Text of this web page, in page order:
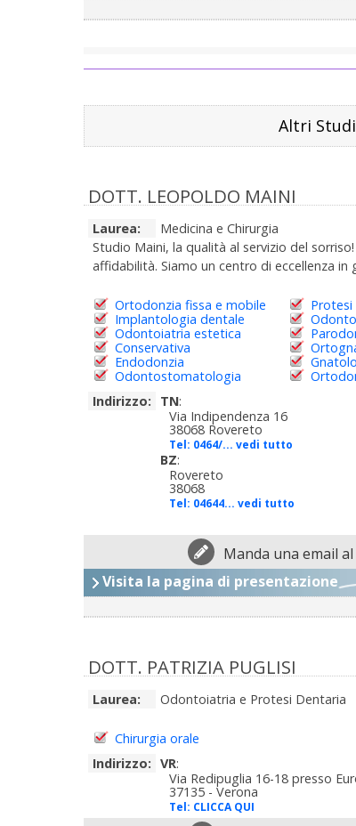
Altri
DOTT. LEOPOLDO MAINI
Laurea:
Medicina e Chirurgia
Studio Maini, la qualità al servizio del
affidabilità. Siamo un centro di eccellenza
Ortodonzia fissa e mobile
Implantologia dentale
Odontoiatria estetica
Conservativa
Endodonzia
Odontostomatologia
Indirizzo:
TN:
Via Indipendenza 16
38068 Rovereto
Tel: 0464/... vedi tutto
BZ:
Rovereto
38068
Tel: 04644... vedi tutto
Manda una email al
Visita la pagina di presentazione
DOTT. PATRIZIA PUGLISI
Laurea: Odontoiatria e Protesi Dentaria
Chirurgia orale
Indirizzo: VR:
Via Redipuglia 16-18 presso
37135 - Verona
Tel: CLICCA QUI